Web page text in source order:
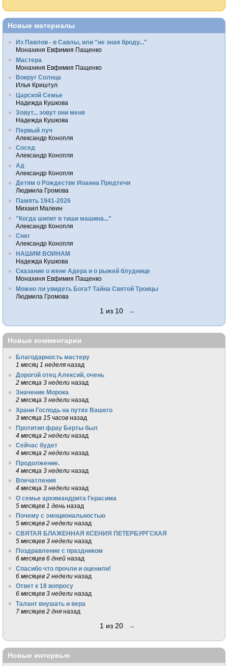
Новые материалы
Из Павлов - в Савлы, или "не зная броду..."
Монахиня Евфимия Пащенко
Мастера
Монахиня Евфимия Пащенко
Вокруг Солнца
Илья Криштул
Царской Семье
Надежда Кушкова
Зовут... зовут они меня
Надежда Кушкова
Первый луч
Александр Конопля
Сосед
Александр Конопля
Ад
Александр Конопля
Детям о Рождестве Иоанна Предтечи
Людмила Громова
Память 1941-2026
Михаил Малеин
"Когда шипит в тиши машина..."
Александр Конопля
Снег
Александр Конопля
НАШИМ ВОИНАМ
Надежда Кушкова
Сказание о жене Адера и о рыжей блуднице
Монахиня Евфимия Пащенко
Можно ли увидеть Бога? Тайна Святой Троицы
Людмила Громова
1 из 10 →
Новые комментарии
Благодарность мастеру
1 месяц 1 неделя назад
Дорогой отец Алексий, очень
2 месяца 3 недели назад
Значение Морока
2 месяца 3 недели назад
Храни Господь на путях Вашего
3 месяца 15 часов назад
Протитип фрау Берты был
4 месяца 2 недели назад
Сейчас будет
4 месяца 2 недели назад
Продолжение.
4 месяца 3 недели назад
Впечатления
4 месяца 3 недели назад
О семье архимандрита Герасима
5 месяцев 1 день назад
Почему с эмоциональностью
5 месяцев 2 недели назад
СВЯТАЯ БЛАЖЕННАЯ КСЕНИЯ ПЕТЕРБУРГСКАЯ
5 месяцев 3 недели назад
Поздравление с праздником
6 месяцев 6 дней назад
Спасибо что прочли и оценили!
6 месяцев 2 недели назад
Ответ к 18 вопросу
6 месяцев 3 недели назад
Талант внушать и вера
7 месяцев 2 дня назад
1 из 20 →
Новые интервью